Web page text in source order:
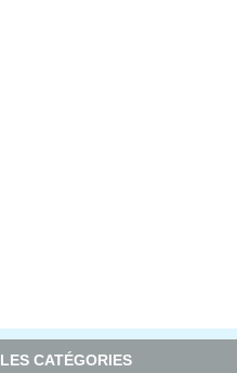
LES CATÉGORIES